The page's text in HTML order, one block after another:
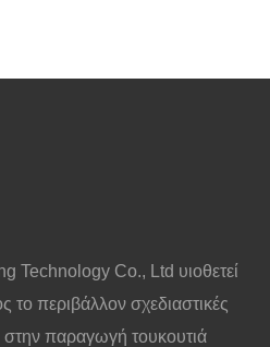
Technology Co., Ltd υιοθετεί
το περιβάλλον σχεδιαστικές
στην παραγωγή τουκουτιά